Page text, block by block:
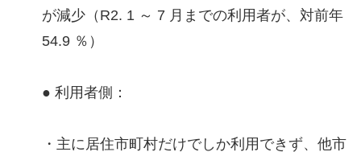
が減少（R2. 1 ～ 7 月までの利用者が、対前年
54.9 ％）
● 利用者側：
・主に居住市町村だけでしか利用できず、他市